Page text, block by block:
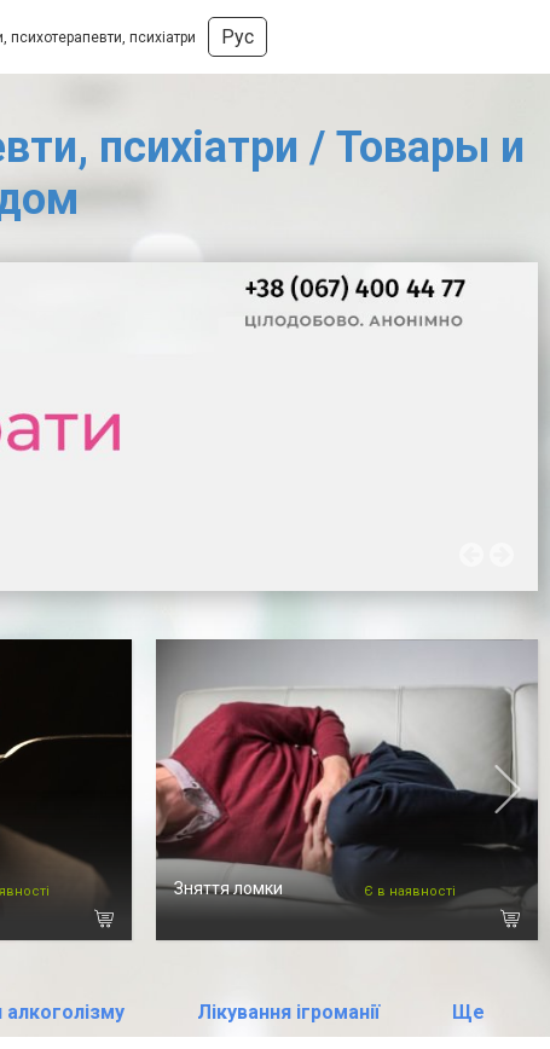
психотерапевти, психіатри Рус
психіатри / Товары и
Зняття ломки Є в наявності
алкоголізму Лікування ігроманії Ще